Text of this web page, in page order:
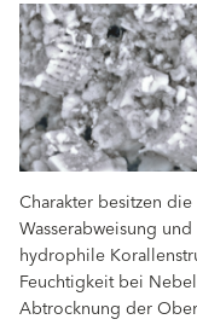
Charakter besitzen
Wasserabweisung
hydrophile
Feuchtigkeit bei
Abtrocknung der